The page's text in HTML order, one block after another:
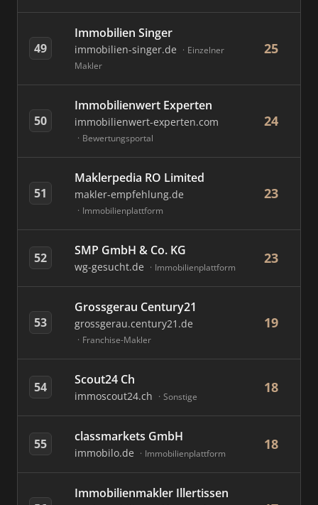
49
Immobilien Singer
immobilien-singer.de
Einzelner
Makler
25
50
Immobilienwert Experten
immobilienwert-experten.com
Bewertungsportal
24
51
Maklerpedia RO Limited
makler-empfehlung.de
Immobilienplattform
23
52 SMP GmbH & Co. KG
wg-gesucht.de Immobilienplattform
23
53
Grossgerau Century21
grossgerau.century21.de
Franchise-Makler
19
54 Scout24 Ch
immoscout24.ch Sonstige
18
55 classmarkets GmbH
immobilo.de Immobilienplattform
18
Immobilienmakler Illertissen